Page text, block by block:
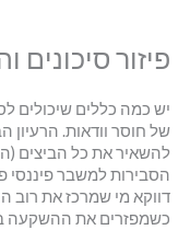
פיזור
יש כמה כללים שיכולים
של חוסר וודאות. הרעיון
להשאיר את כל הביצים
הסבירות למשבר פיננסי
דווקא מי שמרכז את רוב
כשמפזרים את ההשקעה